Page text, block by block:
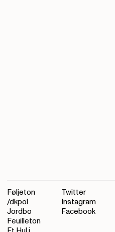
Føljeton
/dkpol
Jordbo
Feuilleton
Twitter
Instagram
Facebook